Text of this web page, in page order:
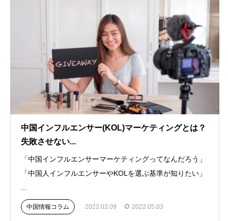
中国インフルエンサー(KOL)マーケティングとは？
失敗させない...
「中国インフルエンサーマーケティングってなんだろう」
「中国人インフルエンサーやKOLを選ぶ基準が知りたい」
中国情報コラム 2022.03.09 2022.05.03